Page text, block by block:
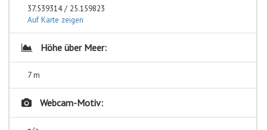
37.539314 / 25.159823
Auf Karte zeigen
Höhe über Meer:
7 m
Webcam-Motiv: